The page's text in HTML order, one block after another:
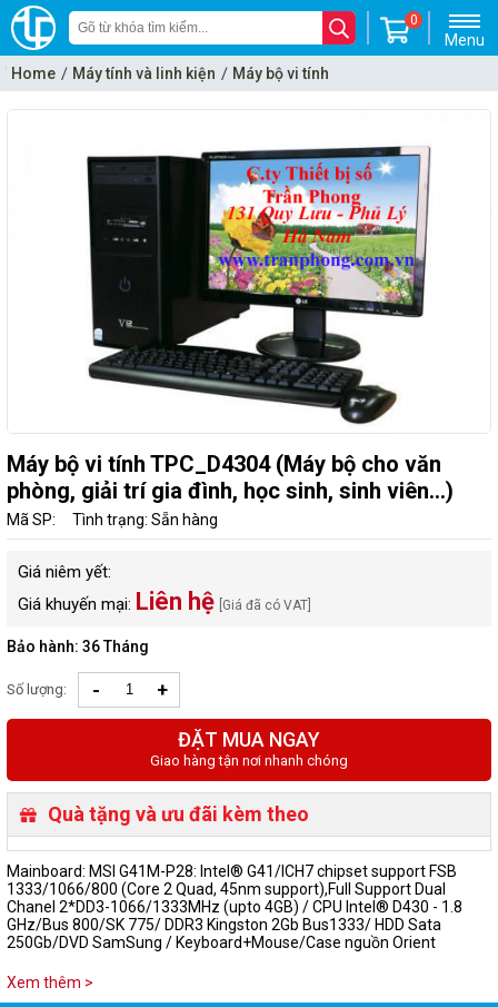
Menu
0
Home Máy tính và linh kiện
Máy bộ vi tính
Máy bộ Trần Phong(TPC)
Máy bộ vi tính TPC_D4304 (Máy bộ cho văn
phòng, giải trí gia đình, học sinh, sinh viên...)
Mã SP: Tình trạng: Sẵn hàng
Giá niêm yết:
Giá khuyến mại: Liên hệ [Giá đã có VAT]
Bảo hành: 36 Tháng
Số lượng: - +
ĐẶT MUA NGAY
Giao hàng tận nơi nhanh chóng
Quà tặng và ưu đãi kèm theo
Mainboard: MSI G41M-P28: Intel® G41/ICH7 chipset support FSB
1333/1066/800 (Core 2 Quad, 45nm support),Full Support Dual
Chanel 2*DD3-1066/1333MHz (upto 4GB) / CPU Intel® D430 - 1.8
GHz/Bus 800/SK 775/ DDR3 Kingston 2Gb Bus1333/ HDD Sata
250Gb/DVD SamSung / Keyboard+Mouse/Case nguồn Orient
Xem thêm >